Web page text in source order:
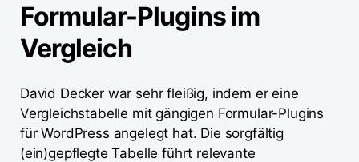
Formular-Plugins im
Vergleich
David Decker war sehr fleißig, indem er eine
Vergleichstabelle mit gängigen Formular-Plugins
für WordPress angelegt hat. Die sorgfältig
(ein)gepflegte Tabelle führt relevante